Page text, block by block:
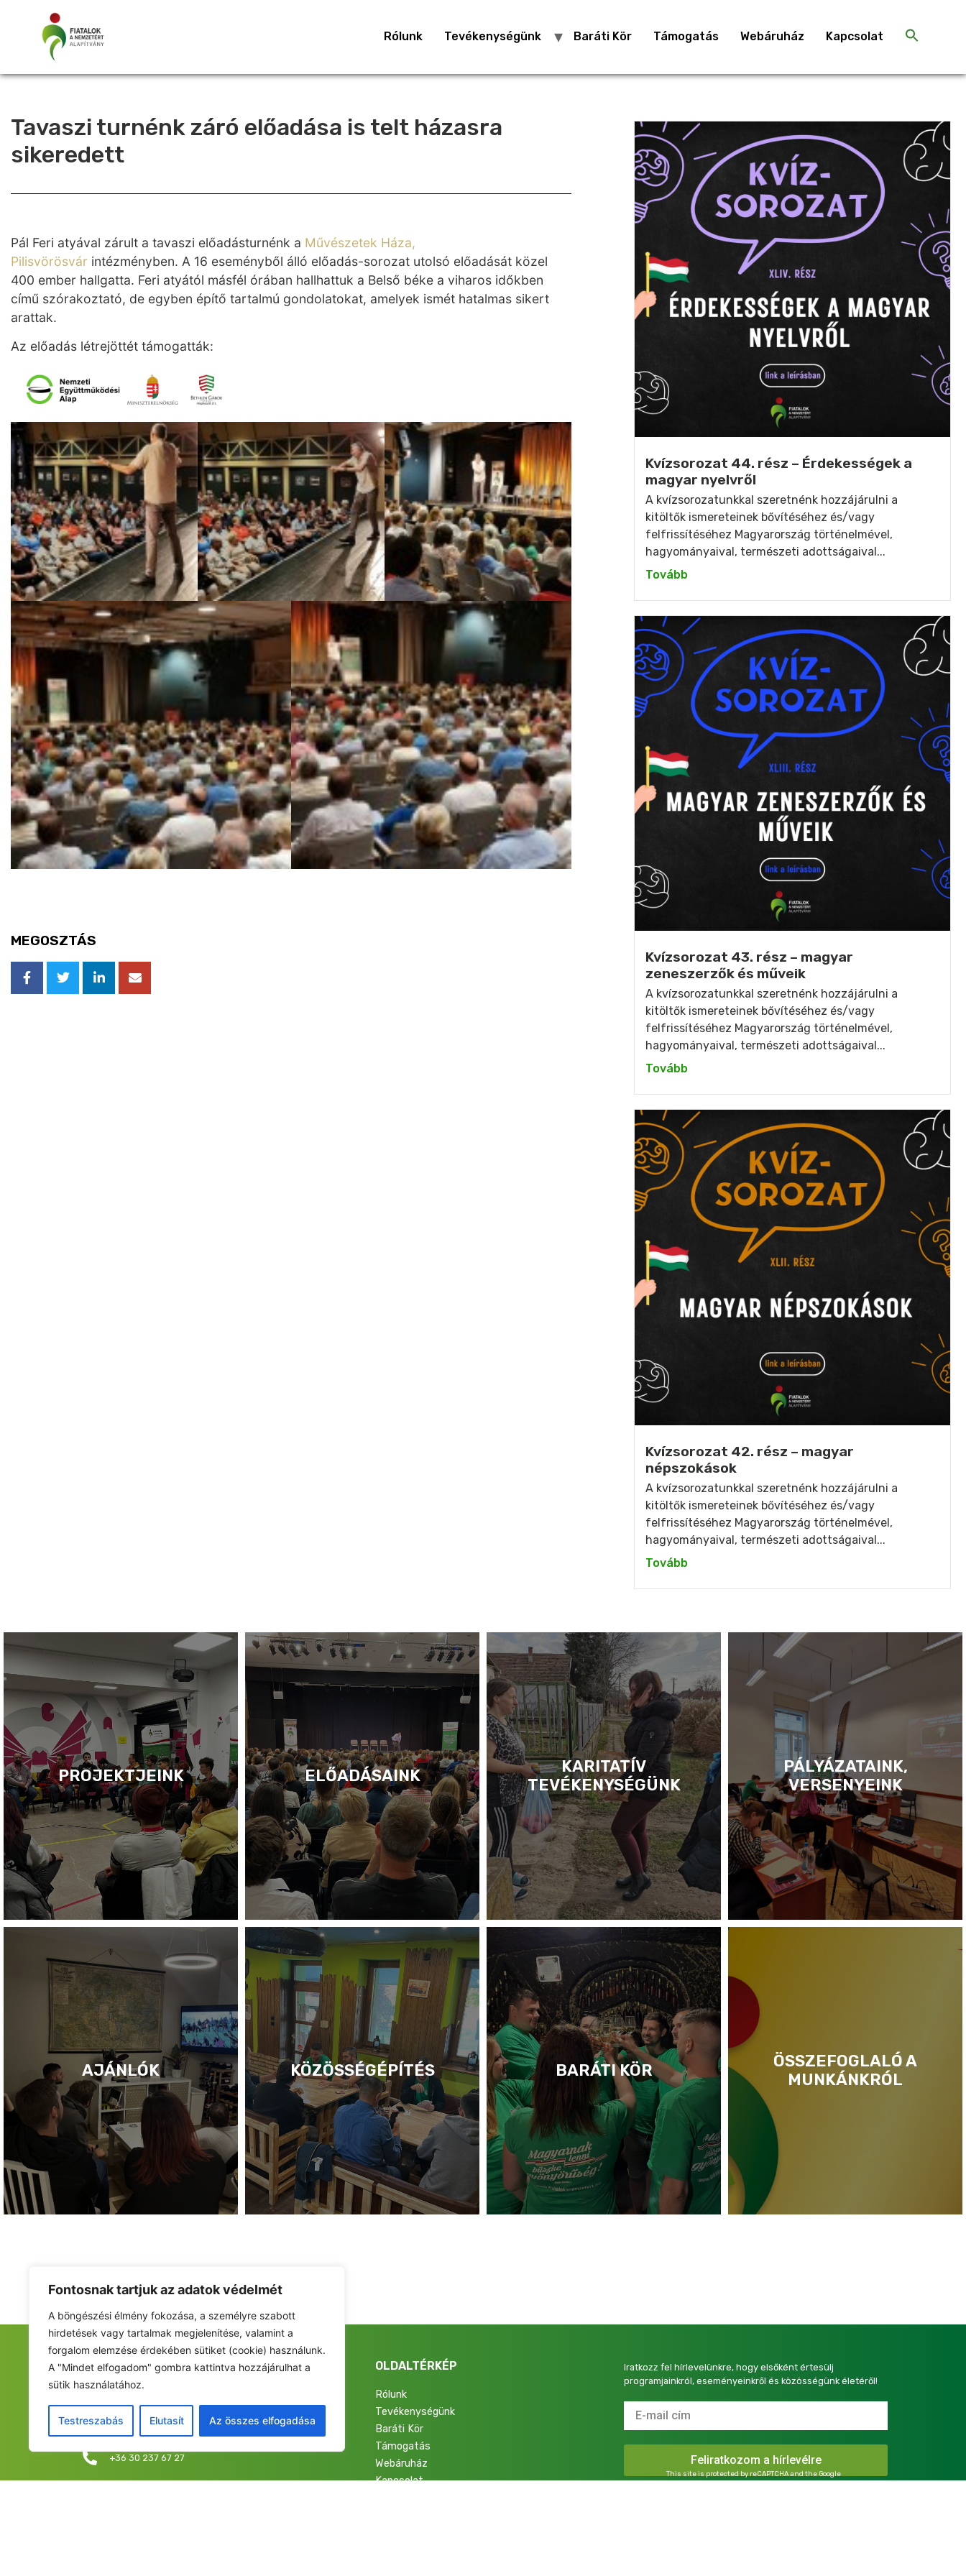
Fontosnak tartjuk az adatok védelmét
A böngészési élmény fokozása, a személyre szabott
hirdetések vagy tartalmak megjelenítése, valamint a
forgalom elemzése érdekében sütiket (cookie) használunk.
A "Mindet elfogadom" gombra kattintva hozzájárulhat a
sütik használatához.
Testreszabás Elutasít Az összes elfogadása
Rólunk Tevékenységünk Baráti Kör Támogatás Webáruház Kapcsolat
Tavaszi turnénk záró előadása is telt házasra
sikeredett
Pál Feri atyával zárult a tavaszi előadásturnénk a Művészetek Háza,
Pilisvörösvár intézményben. A 16 eseményből álló előadás-sorozat utolsó előadását közel
400 ember hallgatta. Feri atyától másfél órában hallhattuk a Belső béke a viharos időkben
című szórakoztató, de egyben építő tartalmú gondolatokat, amelyek ismét hatalmas sikert
arattak.
Az előadás létrejöttét támogatták:
MEGOSZTÁS
Kvízsorozat 44. rész – Érdekességek a
magyar nyelvről
A kvízsorozatunkkal szeretnénk hozzájárulni a
kitöltők ismereteinek bővítéséhez és/vagy
felfrissítéséhez Magyarország történelmével,
hagyományaival, természeti adottságaival...
Tovább
Kvízsorozat 43. rész – magyar
zeneszerzők és műveik
A kvízsorozatunkkal szeretnénk hozzájárulni a
kitöltők ismereteinek bővítéséhez és/vagy
felfrissítéséhez Magyarország történelmével,
hagyományaival, természeti adottságaival...
Tovább
Kvízsorozat 42. rész – magyar
népszokások
A kvízsorozatunkkal szeretnénk hozzájárulni a
kitöltők ismereteinek bővítéséhez és/vagy
felfrissítéséhez Magyarország történelmével,
hagyományaival, természeti adottságaival...
Tovább
PROJEKTJEINK ELŐADÁSAINK
KARITATÍV
TEVÉKENYSÉGÜNK
PÁLYÁZATAINK,
VERSENYEINK
AJÁNLÓK KÖZÖSSÉGÉPÍTÉS BARÁTI KÖR
ÖSSZEFOGLALÓ A
MUNKÁNKRÓL
FIATALOK A NEMZETÉRT ALAPÍTVÁNY
Levelezési cím/iroda: 1053 Budapest, Curia utca 4.
info@fiatalokanemzetert.hu
+36 30 237 67 27
OLDALTÉRKÉP
Rólunk
Tevékenységünk
Baráti Kör
Támogatás
Webáruház
Kapcsolat
Iratkozz fel hírlevelünkre, hogy elsőként értesülj
programjainkról, eseményeinkről és közösségünk életéről!
This site is protected by reCAPTCHA and the Google